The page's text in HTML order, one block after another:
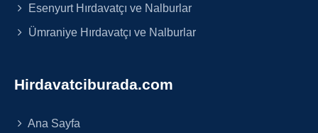
Esenyurt Hırdavatçı ve Nalburlar
Ümraniye Hırdavatçı ve Nalburlar
Hirdavatciburada.com
Ana Sayfa